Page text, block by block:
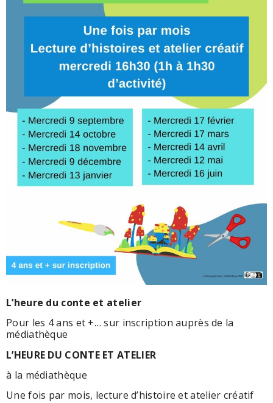
L’heure du conte et atelier
Pour les 4 ans et +… sur inscription auprès de la
médiathèque
L’HEURE DU CONTE ET ATELIER
à la médiathèque
Une fois par mois, lecture d’histoire et atelier créatif